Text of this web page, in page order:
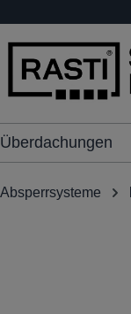
springen
Überdachungen
Absperrsysteme